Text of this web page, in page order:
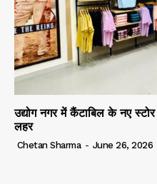
उद्योग नगर में कैंटाबिल के नए
लहर
Chetan Sharma - June 26, 2026